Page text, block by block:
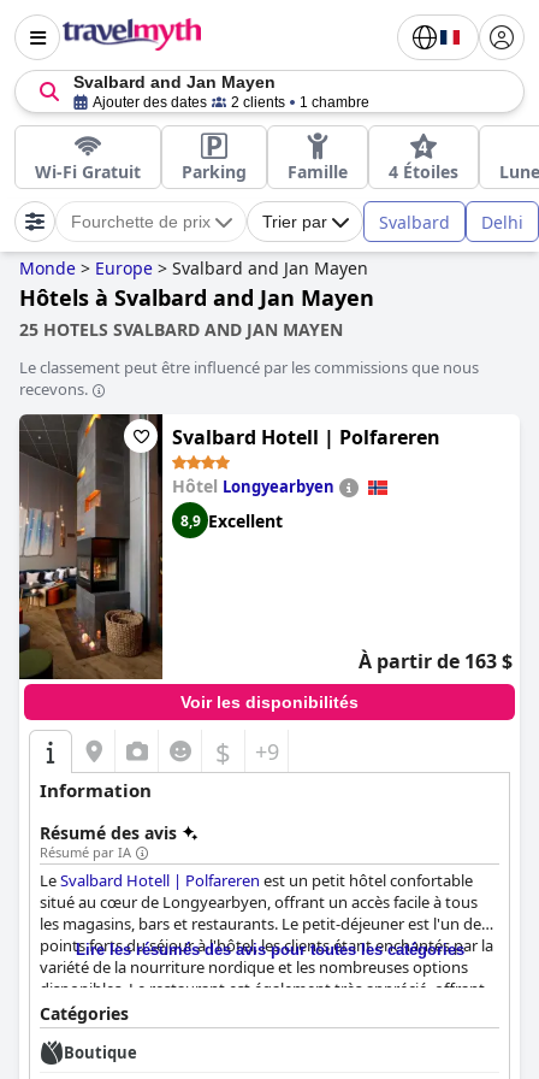
Svalbard and Jan Mayen
Ajouter des dates 2 clients 1 chambre
Wi-Fi Gratuit Parking Famille 4 Étoiles
Fourchette de prix Trier par Svalbard Delhi
Monde > Europe > Svalbard and Jan Mayen
Hôtels à Svalbard and Jan Mayen
25 HOTELS SVALBARD AND JAN MAYEN
Le classement peut être influencé par les commissions que nous
recevons.
Svalbard Hotell | Polfareren
Hôtel Longyearbyen
8,9 Excellent
À partir de 163 $
Voir les disponibilités
$ +9
Information
Résumé des avis
Résumé par IA
LeSvalbard Hotell | Polfareren est un petit hôtel confortable
situé au cœur de Longyearbyen, offrant un accès facile à tous
les magasins, bars et restaurants. Le petit-déjeuner est l'un des
points forts du séjour à l'hôtel, les clients étant enchantés par la
variété de la nourriture nordique et les nombreuses options
disponibles. Le restaurant est également très apprécié, offrant
de délicieux plats gastronomiques. Les chambres sont
exceptionnellement propres et bien rangées, avec des lits
confortables, des agencements spacieux et une atmosphère
Lire les résumés des avis pour toutes les catégories
Catégories
Boutique